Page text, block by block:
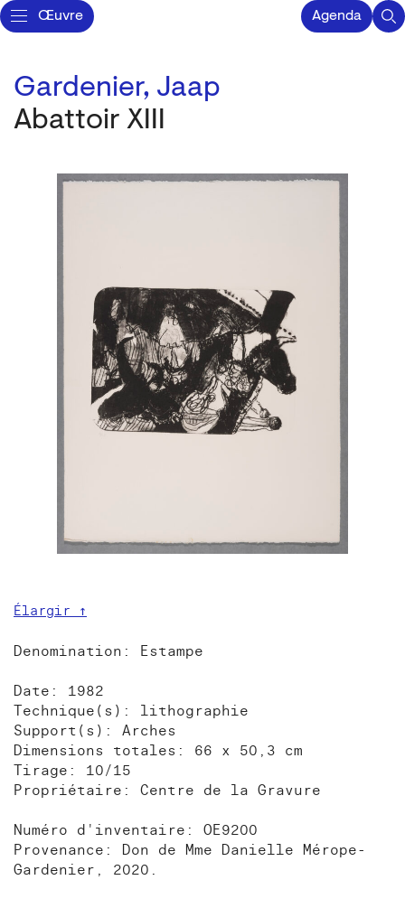
Œuvre Agenda
Gardenier, Jaap
Abattoir XIII
Élargir ↑
Denomination: Estampe
Date: 1982
Technique(s): lithographie
Support(s): Arches
Dimensions totales: 66 x 50,3 cm
Tirage: 10/15
Propriétaire: Centre de la Gravure
Numéro d'inventaire: OE9200
Provenance: Don de Mme Danielle Mérope-
Gardenier, 2020.